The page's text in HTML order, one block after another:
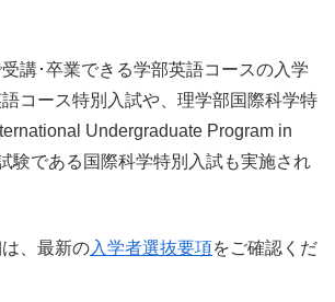
講･卒業できる学部英語コースの入学
コース特別入試や、理学部国際科学特
Undergraduate Program in
験である国際科学特別入試も実施され
、最新の入学者選抜要項をご確認くだ